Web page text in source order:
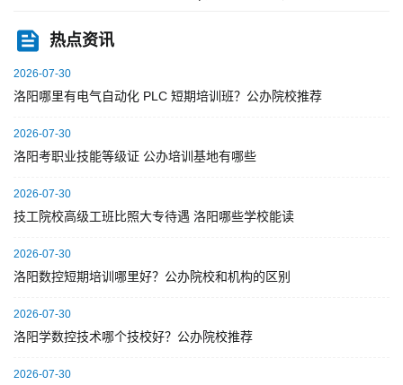
热点资讯
2026-07-30
洛阳哪里有电气自动化 PLC 短期培训班？公办院校推荐
2026-07-30
洛阳考职业技能等级证 公办培训基地有哪些
2026-07-30
技工院校高级工班比照大专待遇 洛阳哪些学校能读
2026-07-30
洛阳数控短期培训哪里好？公办院校和机构的区别
2026-07-30
洛阳学数控技术哪个技校好？公办院校推荐
2026-07-30